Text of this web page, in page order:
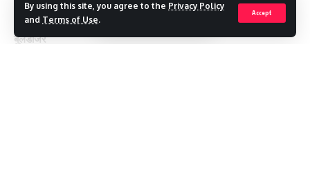
By using this site, you agree to the Privacy Policy
and Terms of Use.
Accept
उत्तराखंड में जमीन तलाश रहे ऋषभ पंत ने सीएम धामी से मांगी मदद
MDDA : अवैध प्लाटिंग पर बड़ा प्रहार, 15 बीघा तक की कॉलोनी पर चला
बुलडोजर